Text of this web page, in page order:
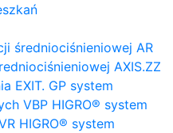
średniociśnieniowej AR
AXIS.ZZ
EXIT. GP system
VBP HIGRO® system
HIGRO® system